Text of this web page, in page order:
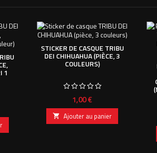
1
STICKER DE CASQUE TRIBU
DEI CHIHUAHUA (PIÈCE, 3
COULEURS)
Prix
1,00 €
 Ajouter au panier